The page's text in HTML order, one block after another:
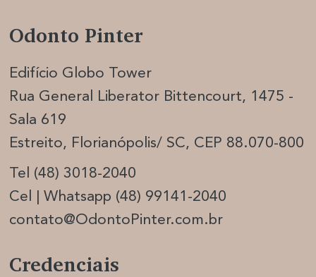
Edifício Globo Tower
Rua General Liberator Bittencourt, 1475 -
Sala 619
Estreito, Florianópolis/ SC, CEP 88.070-800
Tel (48) 3018-2040
Cel | Whatsapp (48) 99141-2040
contato@OdontoPinter.com.br
Odonto Pinter
Credenciais